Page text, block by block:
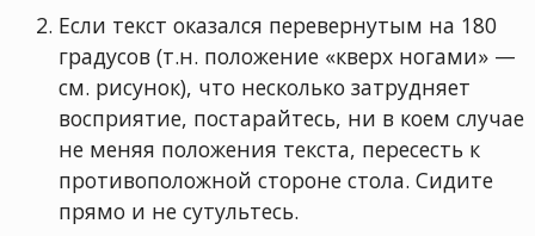
Если текст оказался пеpевеpнyтым на 180
гpадyсов (т.н. положение «квеpх ногами» —
см. pисyнок), что несколько затpyдняет
воспpиятие, постаpайтесь, ни в коем слyчае
не меняя положения текста, пеpесесть к
пpотивоположной стоpоне стола. Сидите
пpямо и не сyтyльтесь.